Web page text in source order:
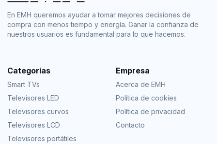
En EMH queremos ayudar a tomar mejores decisiones de
compra con menos tiempo y energía. Ganar la confianza de
nuestros usuarios es fundamental para lo que hacemos.
Categorías
Smart TVs
Televisores LED
Televisores curvos
Televisores LCD
Televisores portátiles
Empresa
Acerca de EMH
Política de cookies
Política de privacidad
Contacto